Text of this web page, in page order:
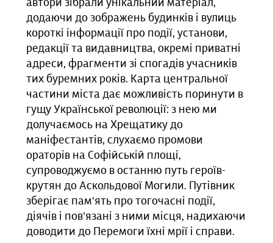
автори зібрали унікальний матеріал,
додаючи до зображень будинків і вулиць
короткі інформації про події, установи,
редакції та видавництва, окремі приватні
адреси, фрагменти зі спогадів учасників
тих буремних років. Карта центральної
частини міста дає можливість поринути в
гущу Української революції: з нею ми
долучаємось на Хрещатику до
маніфестантів, слухаємо промови
ораторів на Софійській площі,
супроводжуємо в останню путь героїв-
крутян до Аскольдової Могили. Путівник
зберігає пам’ять про тогочасні події,
діячів і пов’язaні з ними місця, надихаючи
доводити до Перемоги їхні мрії і справи.